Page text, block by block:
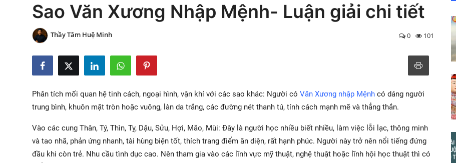
Vietnamese
Sao Văn Xương Nhập Mệnh- Luận giải chi tiết
Thầy Tâm Huệ Minh 0 101
Phân tích mối quan hệ tinh cách, ngoại hình, vận khí với các sao khác: Người có Văn Xương nhập Mệnh có dáng người
trung bình, khuôn mặt tròn hoặc vuông, làn da trắng, các đường nét thanh tú, tính cách mạnh mẽ và thẳng thắn.
Vào các cung Thân, Tý, Thìn, Tỵ, Dậu, Sửu, Hợi, Mão, Mùi: Đây là người học nhiều biết nhiều, làm việc lỗi lạc, thông minh
và tao nhã, phản ứng nhanh, tài hùng biện tốt, thích trang điểm ăn diện, rất hạnh phúc. Người này trở nên nổi tiếng đứng
đầu khi còn trẻ. Nhu cầu tình dục cao. Nên tham gia vào các lĩnh vực mỹ thuật, nghệ thuật hoặc lĩnh hội học thuật thì có